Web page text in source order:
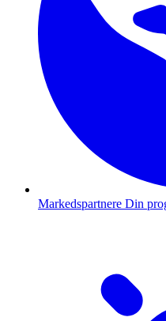
Markedspartnere Din